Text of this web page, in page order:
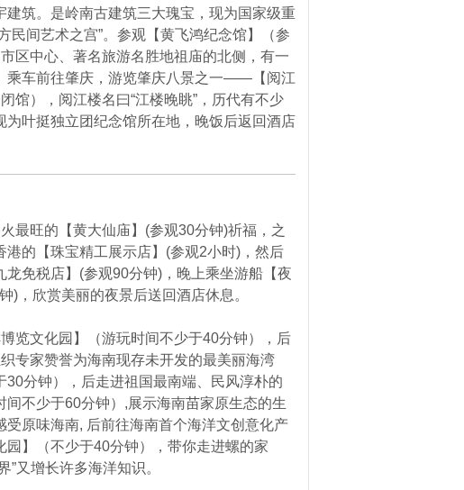
建筑。是岭南古建筑三大瑰宝，现为国家级重
民间艺术之宫”。参观【黄飞鸿纪念馆】（参
区中心、著名旅游名胜地祖庙的北侧，有一
乘车前往肇庆，游览肇庆八景之一——【阅江
馆），阅江楼名曰“江楼晚眺”，历代有不少
为叶挺独立团纪念馆所在地，晚饭后返回酒店
最旺的【黄大仙庙】(参观30分钟)祈福，之
港的【珠宝精工展示店】(参观2小时)，然后
免税店】(参观90分钟)，晚上乘坐游船【夜
)，欣赏美丽的夜景后送回酒店休息。
览文化园】（游玩时间不少于40分钟），后
专家赞誉为海南现存未开发的最美丽海湾
30分钟），后走进祖国最南端、民风淳朴的
不少于60分钟）,展示海南苗家原生态的生
受原味海南, 后前往海南首个海洋文创意化产
园】（不少于40分钟），带你走进螺的家
”又增长许多海洋知识。